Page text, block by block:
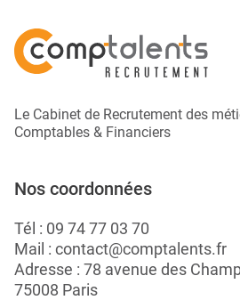
Le Cabinet de Recrutement des
Comptables & Financiers
Nos coordonnées
Tél : 09 74 77 03 70
Mail : contact@comptalents.fr
Adresse : 78 avenue des
75008 Paris